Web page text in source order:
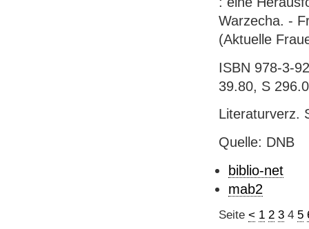
Warzecha. -
(Aktuelle
ISBN 978-3-
39.80, S
Literaturverz.
Quelle: DNB
biblio-net
mab2
Seite < 1 2 3 4 5